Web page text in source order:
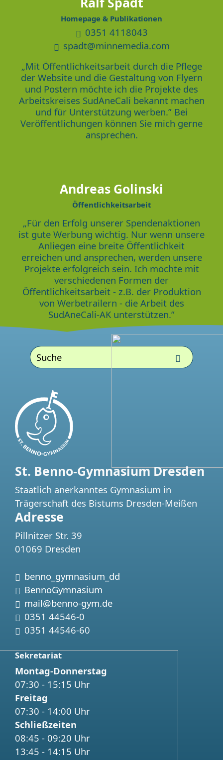
Homepage & Publikationen
0351 4118043
spadt@minnemedia.com
„Mit Öffentlichkeitsarbeit durch die Pflege
der Website und die Gestaltung von Flyern
und Postern möchte ich die Projekte des
Arbeitskreises SudAneCali bekannt machen
und für Unterstützung werben.” Bei
Veröffentlichungen können Sie mich gerne
ansprechen.
Andreas Golinski
Öffentlichkeitsarbeit
„Für den Erfolg unserer Spendenaktionen
ist gute Werbung wichtig. Nur wenn unsere
Anliegen eine breite Öffentlichkeit
erreichen und ansprechen, werden unsere
Projekte erfolgreich sein. Ich möchte mit
verschiedenen Formen der
Öffentlichkeitsarbeit - z.B. der Produktion
von Werbetrailern - die Arbeit des
SudAneCali-AK unterstützen.”
St. Benno-Gymnasium Dresden
Staatlich anerkanntes Gymnasium in
Trägerschaft des Bistums Dresden-Meißen
Adresse
Pillnitzer Str. 39
01069 Dresden
Instagram:
benno_gymnasium_dd
Facebook:
BennoGymnasium
Email:
mail@benno-gym.de
Telefon:
0351 44546-0
Fax:0351 44546-60
Sekretariat
Montag-Donnerstag
07:30 - 15:15 Uhr
Freitag
07:30 - 14:00 Uhr
Schließzeiten
08:45 - 09:20 Uhr
13:45 - 14:15 Uhr